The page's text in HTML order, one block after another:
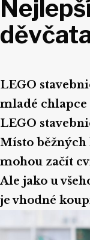
LEGO
mladé chlapce
LEGO
Místo běžných
mohou začít
Ale jako u
je vhodné